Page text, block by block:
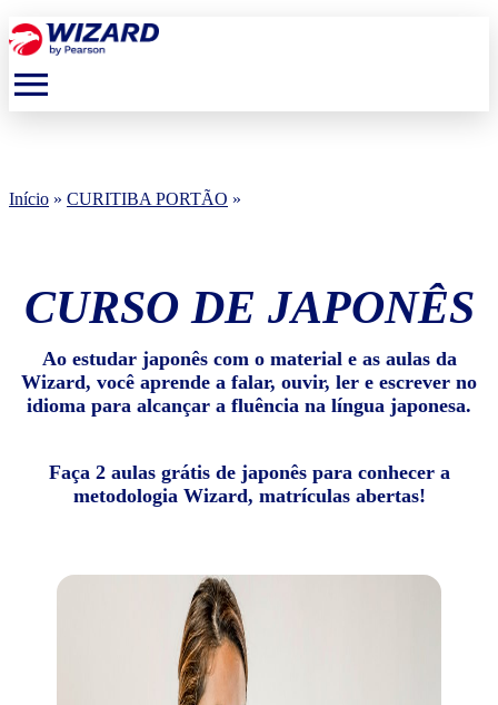
menu
Início » CURITIBA PORTÃO »
CURSO DE JAPONÊS
Ao estudar japonês com o material e as aulas da
Wizard, você aprende a falar, ouvir, ler e escrever no
idioma para alcançar a fluência na língua japonesa.
Faça 2 aulas grátis de japonês para conhecer a
metodologia Wizard, matrículas abertas!